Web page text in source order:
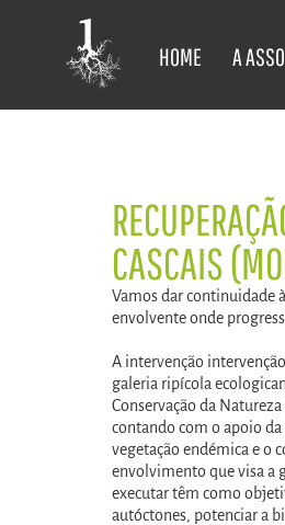
HOME A
CASCAIS
Vamos dar continuidade
envolvente onde
A intervenção
galeria ripícola
Conservação da
contando com o apoio da
vegetação endémica e o
envolvimento que visa a
executar têm como
autóctones, potenciar a